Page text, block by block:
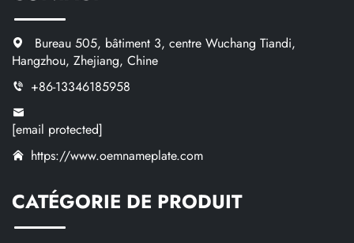
Bureau 505, bâtiment 3, centre Wuchang Tiandi,
Hangzhou, Zhejiang, Chine
+86-13346185958
[email protected]
https://www.oemnameplate.com
CATÉGORIE DE PRODUIT